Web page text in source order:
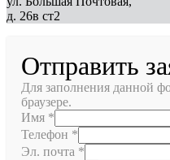
д. 26в ст2
Отправить
Для заполнения данной
браузере.
Имя *
Телефон *
Эл. почта *